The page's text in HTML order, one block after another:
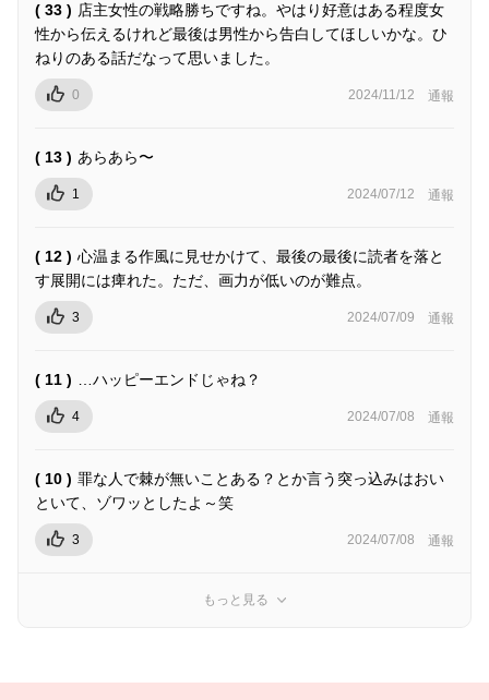
( 33 ) 店主女性の戦略勝ちですね。やはり好意はある程度女
性から伝えるけれど最後は男性から告白してほしいかな。ひ
ねりのある話だなって思いました。
0 2024/11/12 通報
( 13 ) あらあら〜
1 2024/07/12 通報
( 12 ) 心温まる作風に見せかけて、最後の最後に読者を落と
す展開には痺れた。ただ、画力が低いのが難点。
3 2024/07/09 通報
( 11 ) …ハッピーエンドじゃね？
4 2024/07/08 通報
( 10 ) 罪な人で棘が無いことある？とか言う突っ込みはおい
といて、ゾワッとしたよ～笑
3 2024/07/08 通報
もっと見る